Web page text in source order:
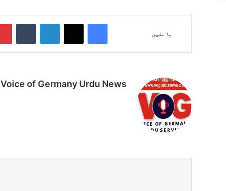
بانٹیں
X
LinkedIn
Voice of Germany Urdu News